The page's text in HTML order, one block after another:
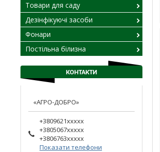
Товари для саду
Дезінфікуючі засоби
Фонари
Постільна білизна
КОНТАКТИ
«АГРО-ДОБРО»
+3809621xxxxx
+3805067xxxxx
+3806763xxxxx
Показати телефони